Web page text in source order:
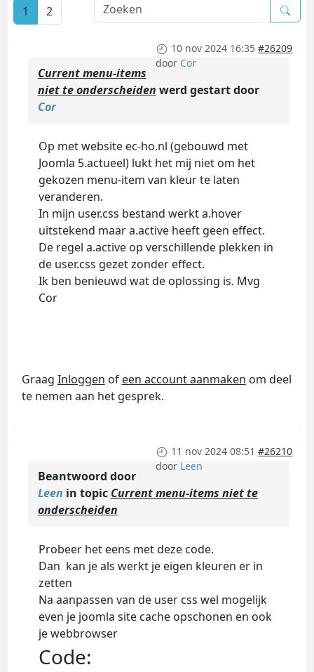
1 2
10 nov 2024 16:35 #26209
door Cor
Current menu-items
niet te onderscheiden werd gestart door
Cor
Op met website ec-ho.nl (gebouwd met
Joomla 5.actueel) lukt het mij niet om het
gekozen menu-item van kleur te laten
veranderen.
In mijn user.css bestand werkt a.hover
uitstekend maar a.active heeft geen effect.
De regel a.active op verschillende plekken in
de user.css gezet zonder effect.
Ik ben benieuwd wat de oplossing is. Mvg
Cor
Graag Inloggen of een account aanmaken om deel
te nemen aan het gesprek.
11 nov 2024 08:51 #26210
door Leen
Beantwoord door
Leen in topic Current menu-items niet te
onderscheiden
Probeer het eens met deze code.
Dan kan je als werkt je eigen kleuren er in
zetten
Na aanpassen van de user css wel mogelijk
even je joomla site cache opschonen en ook
je webbrowser
Code: